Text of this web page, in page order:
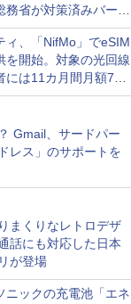
務省が対策済みバージ
の更新を呼び掛け
ィ、「NifMo」でeSIM
を開始。対象の光回線
には11カ月間月額770
のキャンペーン
Gmail、サードパー
レス」のサポートを
まくりなレトロデザ
話にも対応した日本
が登場
ニックの充電池「エネ